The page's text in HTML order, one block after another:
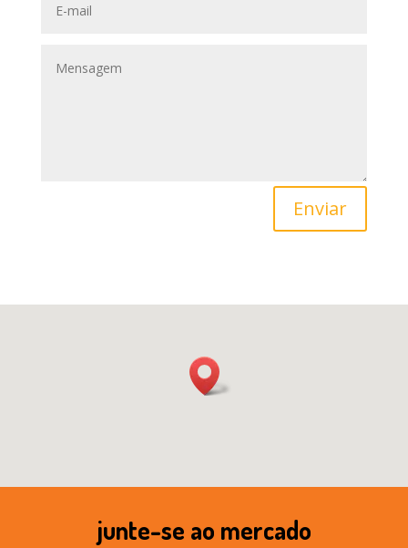
Enviar
junte-se ao mercado